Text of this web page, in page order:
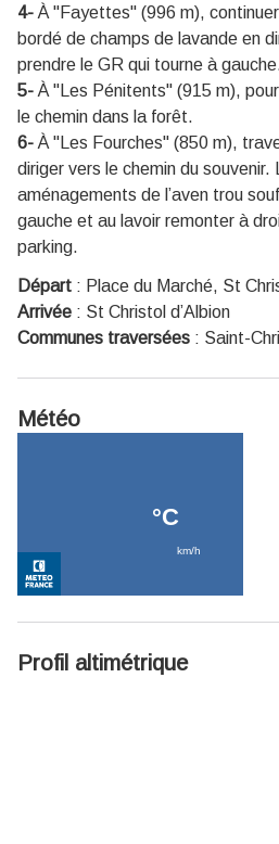
4- À "Fayettes" (996 m),
bordé de champs de lavande en
prendre le GR qui tourne à
5- À "Les Pénitents" (915 m),
le chemin dans la forêt.
6- À "Les Fourches" (850 m),
diriger vers le chemin du souvenir.
aménagements de l’aven trou
gauche et au lavoir remonter à
parking.
Départ : Place du Marché, St
Arrivée : St Christol d’Albion
Communes traversées : Saint-
Météo
Profil altimétrique